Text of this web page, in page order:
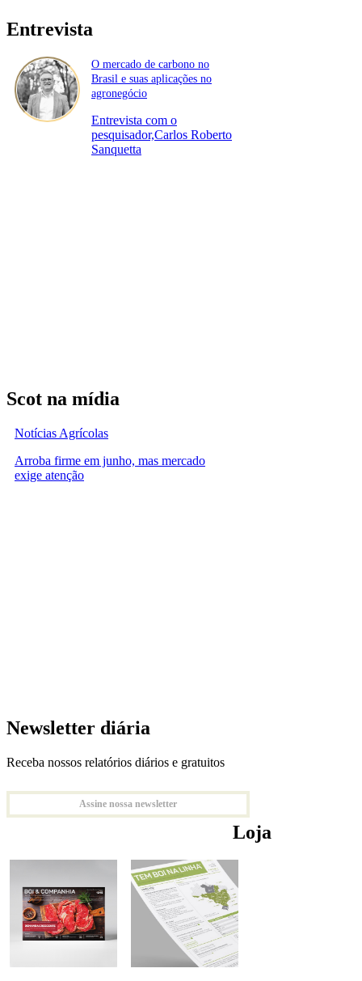
Entrevista
O mercado de carbono no
Brasil e suas aplicações no
agronegócio
Entrevista com o
pesquisador,Carlos Roberto
Sanquetta
Scot na mídia
Notícias Agrícolas
Arroba firme em junho, mas mercado
exige atenção
Newsletter diária
Receba nossos relatórios diários e gratuitos
Assine nossa newsletter
Loja